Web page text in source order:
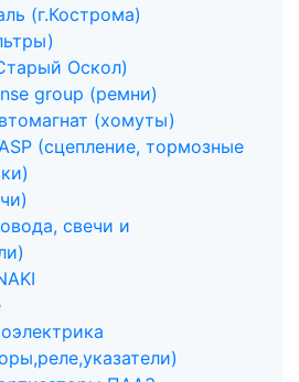
(г.Кострома)
Оскол)
group (ремни)
(хомуты)
(сцепление, тормозные
свечи и